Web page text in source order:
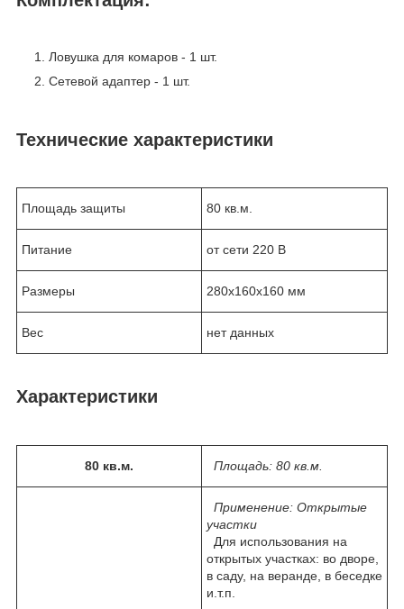
Ловушка для комаров - 1 шт.
Сетевой адаптер - 1 шт.
Технические характеристики
Площадь защиты 80 кв.м.
Питание от сети 220 В
Размеры 280х160х160 мм
Вес нет данных
Характеристики
80 кв.м. Площадь: 80 кв.м.
Применение: Открытые
участки
Для использования на
открытых участках: во дворе,
в саду, на веранде, в беседке
и.т.п.